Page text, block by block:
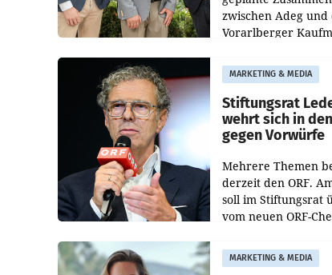
zwischen Adeg und
Vorarlberger
freigegeben: Die
und der
MARKETING & MEDIA
Stiftungsrat
wehrt sich in
gegen Vorwürfe
Mehrere Themen
derzeit den ORF.
soll im Stiftungsrat
vom neuen ORF-
Besetzungen für die
Direktionen
MARKETING & MEDIA